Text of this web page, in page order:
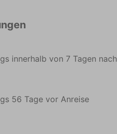
innerhalb von 7 Tagen nach
56 Tage vor Anreise